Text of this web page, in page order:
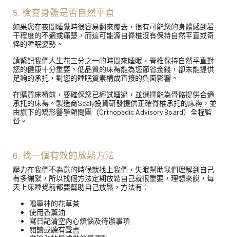
5. 檢查身體是否自然平直
如果您在夜間睡覺時很容易翻來覆去，很有可能您的身體感到若
干程度的不適或痛楚，而這可能源自脊椎沒有保持自然平直或奇
怪的睡眠姿勢。
請緊記我們人生花三分之一的時間來睡眠，脊椎保持自然平直對
您的健康十分重要。低品質的床褥能為您節省金錢，卻未能提供
足夠的承托，對您的睡眠質素構成直接的負面影響。
在購買床褥前，要確保您已經試睡過，並選擇能為骨骼提供合適
承托的床褥。製造商Sealy投資研發提供正確脊椎承托的床褥，並
由旗下的矯形醫學顧問團（Orthopedic Advisory Board）全程監
督。
6. 找一個有效的放鬆方法
壓力在我們不為意的時候就找上我們，失眠幫助我們理解到自己
有多繃緊，所以找個方法定期放鬆自己就很重要，理想來說，每
天上床睡覺前都要幫助自己放鬆，方法有：
喝寧神的花草茶
使用香薰油
寫日記清空內心煩惱及待辦事項
閱讀或聽有聲書